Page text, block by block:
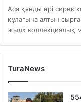
Аса құнды әрі сирек
құлағына алтын
жыл» коллекциялық
TuraNews